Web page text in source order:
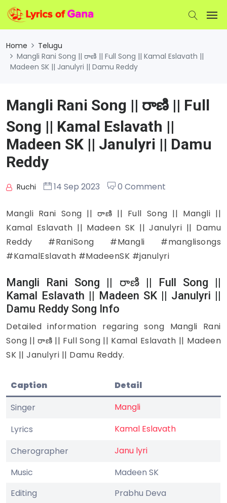
Home
Telugu
Mangli Rani Song || రాణి || Full Song || Kamal Eslavath ||
Madeen SK || Janulyri || Damu Reddy
Mangli Rani Song || రాణి || Full
Song || Kamal Eslavath ||
Madeen SK || Janulyri || Damu
Reddy
Ruchi 14 Sep 2023 0 Comment
Mangli Rani Song || రాణి || Full Song || Mangli ||
Kamal Eslavath || Madeen SK || Janulyri || Damu
Reddy #RaniSong #Mangli #manglisongs
#KamalEslavath #MadeenSK #janulyri
Mangli Rani Song || రాణి || Full Song ||
Kamal Eslavath || Madeen SK || Janulyri ||
Damu Reddy Song Info
Detailed information regaring song Mangli Rani
Song || రాణి || Full Song || Kamal Eslavath || Madeen
SK || Janulyri || Damu Reddy.
Caption
Detail
Singer
Mangli
Lyrics
Kamal Eslavath
Cherographer
Janu lyri
Music
Madeen SK
Editing
Prabhu Deva